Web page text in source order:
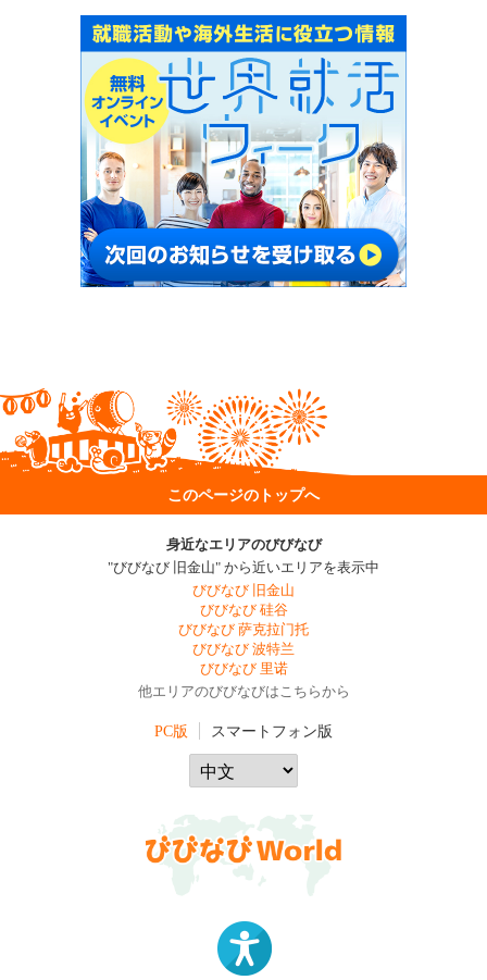
このページのトップへ
身近なエリアのびびなび
"びびなび 旧金山" から近いエリアを表示中
びびなび 旧金山
びびなび 硅谷
びびなび 萨克拉门托
びびなび 波特兰
びびなび 里诺
他エリアのびびなびはこちらから
PC版 スマートフォン版